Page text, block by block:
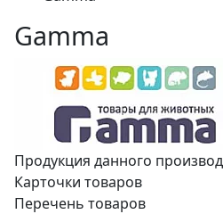
Gamma
Продукция данного
Карточки товаров
Перечень товаров